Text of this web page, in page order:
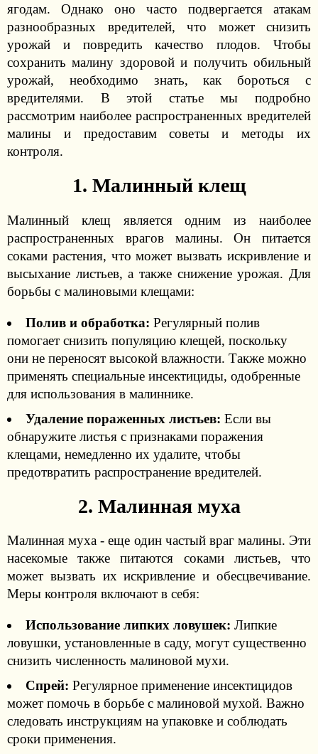
ягодам. Однако оно часто подвергается атакам
разнообразных вредителей, что может снизить
урожай и повредить качество плодов. Чтобы
сохранить малину здоровой и получить обильный
урожай, необходимо знать, как бороться с
вредителями. В этой статье мы подробно
рассмотрим наиболее распространенных вредителей
малины и предоставим советы и методы их
контроля.
1. Малинный клещ
Малинный клещ является одним из наиболее
распространенных врагов малины. Он питается
соками растения, что может вызвать искривление и
высыхание листьев, а также снижение урожая. Для
борьбы с малиновыми клещами:
Полив и обработка: Регулярный полив
помогает снизить популяцию клещей, поскольку
они не переносят высокой влажности. Также можно
применять специальные инсектициды, одобренные
для использования в малиннике.
Удаление пораженных листьев: Если вы
обнаружите листья с признаками поражения
клещами, немедленно их удалите, чтобы
предотвратить распространение вредителей.
2. Малинная муха
Малинная муха - еще один частый враг малины. Эти
насекомые также питаются соками листьев, что
может вызвать их искривление и обесцвечивание.
Меры контроля включают в себя:
Использование липких ловушек: Липкие
ловушки, установленные в саду, могут существенно
снизить численность малиновой мухи.
Спрей: Регулярное применение инсектицидов
может помочь в борьбе с малиновой мухой. Важно
следовать инструкциям на упаковке и соблюдать
сроки применения.